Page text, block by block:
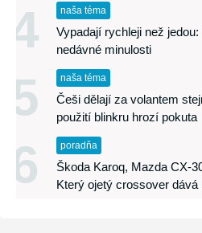
4 naša téma
Vypadají rychleji než
nedávné minulosti
5 naša téma
Češi dělají za volantem
použití blinkru hrozí pokuta
6 poradňa
Škoda Karoq, Mazda CX-
Který ojetý crossover